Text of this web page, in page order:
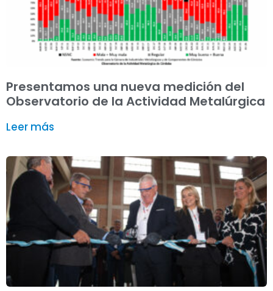
Presentamos una nueva medición del
Observatorio de la Actividad Metalúrgica
Leer más